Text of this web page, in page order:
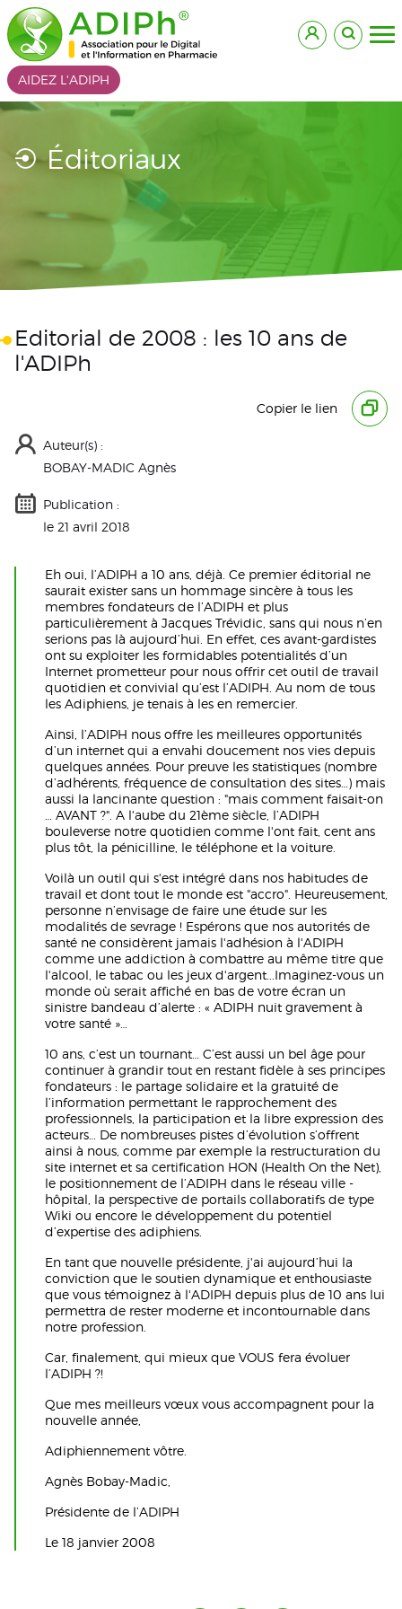
AIDEZ L'ADIPH
Éditoriaux
Editorial de 2008 : les 10 ans de
l'ADIPh
Copier le lien
Auteur(s) :
BOBAY-MADIC Agnès
Publication :
le 21 avril 2018
Eh oui, l’ADIPH a 10 ans, déjà. Ce premier éditorial ne
saurait exister sans un hommage sincère à tous les
membres fondateurs de l’ADIPH et plus
particulièrement à Jacques Trévidic, sans qui nous n’en
serions pas là aujourd’hui. En effet, ces avant-gardistes
ont su exploiter les formidables potentialités d’un
Internet prometteur pour nous offrir cet outil de travail
quotidien et convivial qu’est l’ADIPH. Au nom de tous
les Adiphiens, je tenais à les en remercier.
Ainsi, l’ADIPH nous offre les meilleures opportunités
d’un internet qui a envahi doucement nos vies depuis
quelques années. Pour preuve les statistiques (nombre
d’adhérents, fréquence de consultation des sites…) mais
aussi la lancinante question : "mais comment faisait-on
… AVANT ?". A l'aube du 21ème siècle, l’ADIPH
bouleverse notre quotidien comme l'ont fait, cent ans
plus tôt, la pénicilline, le téléphone et la voiture.
Voilà un outil qui s'est intégré dans nos habitudes de
travail et dont tout le monde est "accro". Heureusement,
personne n’envisage de faire une étude sur les
modalités de sevrage ! Espérons que nos autorités de
santé ne considèrent jamais l'adhésion à l'ADIPH
comme une addiction à combattre au même titre que
l'alcool, le tabac ou les jeux d'argent...Imaginez-vous un
monde où serait affiché en bas de votre écran un
sinistre bandeau d’alerte : « ADIPH nuit gravement à
votre santé »…
10 ans, c’est un tournant… C’est aussi un bel âge pour
continuer à grandir tout en restant fidèle à ses principes
fondateurs : le partage solidaire et la gratuité de
l’information permettant le rapprochement des
professionnels, la participation et la libre expression des
acteurs… De nombreuses pistes d’évolution s’offrent
ainsi à nous, comme par exemple la restructuration du
site internet et sa certification HON (Health On the Net),
le positionnement de l’ADIPH dans le réseau ville -
hôpital, la perspective de portails collaboratifs de type
Wiki ou encore le développement du potentiel
d’expertise des adiphiens.
En tant que nouvelle présidente, j'ai aujourd’hui la
conviction que le soutien dynamique et enthousiaste
que vous témoignez à l'ADIPH depuis plus de 10 ans lui
permettra de rester moderne et incontournable dans
notre profession.
Car, finalement, qui mieux que VOUS fera évoluer
l’ADIPH ?!
Que mes meilleurs vœux vous accompagnent pour la
nouvelle année,
Adiphiennement vôtre.
Agnès Bobay-Madic,
Présidente de l’ADIPH
Le 18 janvier 2008